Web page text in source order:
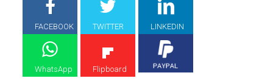
FACEBOOK TWITTER LINKEDIN
WhatsApp Flipboard